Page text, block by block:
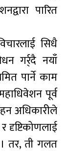
पारित
सिधै
गर्र्दै नयाँ
पार्ने काम
पूर्व
अधिकारीले
दृष्टिकोणलाई
तर, ती गलत